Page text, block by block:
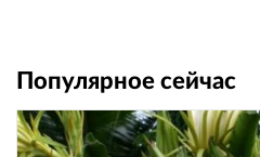
Популярное сейчас